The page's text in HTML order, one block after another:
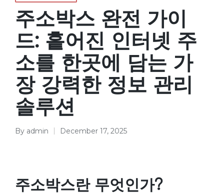
in
주소박스 완전 가이
드: 흩어진 인터넷 주
소를 한곳에 담는 가
장 강력한 정보 관리
솔루션
Posted
By admin December 17, 2025
주소박스란 무엇인가?